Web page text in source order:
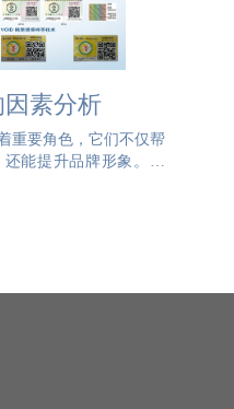
素分析
重要角色，它们不仅帮
能提升品牌形象。然
标签的价格是一个需要
标签的价格究竟受到哪